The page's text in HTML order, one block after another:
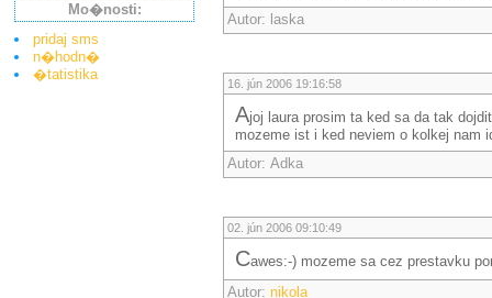
Mo�nosti:
pridaj sms
n�hodn�
�tatistika
Autor: laska
16. jún 2006 19:16:58
ajoj laura prosim ta ked sa da tak
mozeme ist i ked neviem o kolkej nam
Autor: Adka
02. jún 2006 09:10:49
Cawes:-) mozeme sa cez prestavku
Autor: nikola